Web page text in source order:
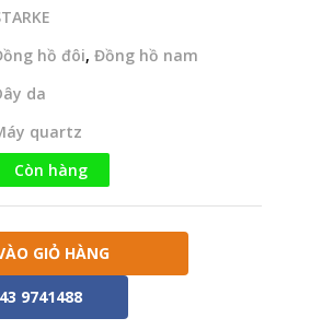
hồ đôi, Đồng hồ nam
da
quartz
Còn hàng
GIỎ HÀNG
9741488